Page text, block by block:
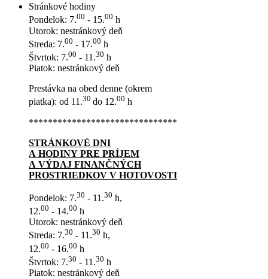
Stránkové hodiny
Pondelok: 7.00 - 15.00 h
Utorok: nestránkový deň
Streda: 7.00 - 17.00 h
Štvrtok: 7.00 - 11.30 h
Piatok: nestránkový deň
Prestávka na obed denne (okrem
piatka): od 11.30 do 12.00 h
*******************************
STRÁNKOVÉ DNI
A HODINY PRE PRÍJEM
A VÝDAJ FINANČNÝCH
PROSTRIEDKOV V HOTOVOSTI
Pondelok: 7.30 - 11.30 h,
12.00 - 14.00 h
Utorok: nestránkový deň
Streda: 7.30 - 11.30 h,
12.00 - 16.00 h
Štvrtok: 7.30 - 11.30 h
Piatok: nestránkový deň